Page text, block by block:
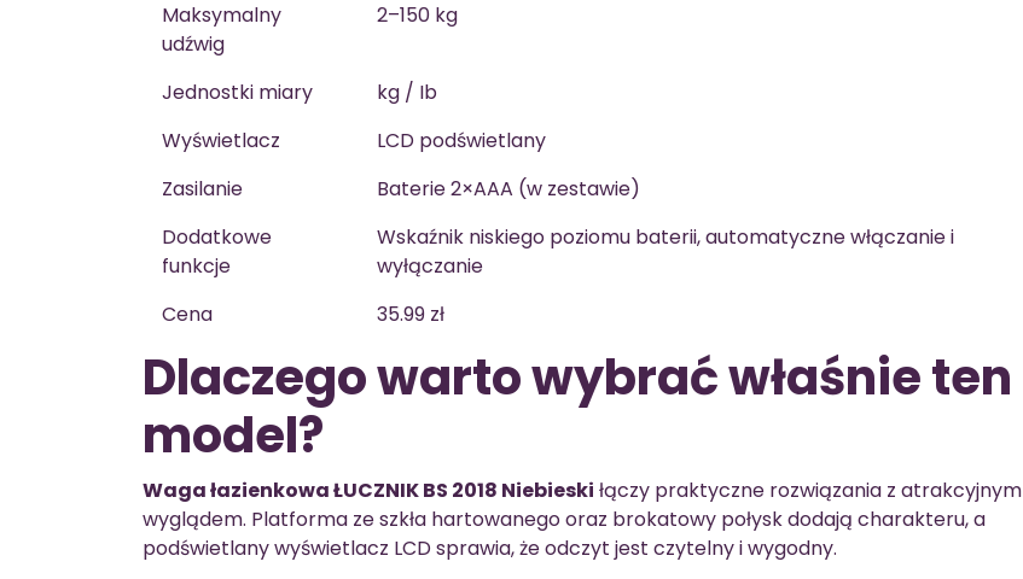
Maksymalny
udźwig
2–150 kg
Jednostki miary
kg / Ib
Wyświetlacz
LCD podświetlany
Zasilanie
Baterie 2×AAA (w zestawie)
Dodatkowe
funkcje
Wskaźnik niskiego poziomu baterii, automatyczne włączanie i
wyłączanie
Cena
35.99 zł
Dlaczego warto wybrać właśnie ten
model?
Waga łazienkowa ŁUCZNIK BS 2018 Niebieski łączy praktyczne rozwiązania z atrakcyjnym
wyglądem. Platforma ze szkła hartowanego oraz brokatowy połysk dodają charakteru, a
podświetlany wyświetlacz LCD sprawia, że odczyt jest czytelny i wygodny.